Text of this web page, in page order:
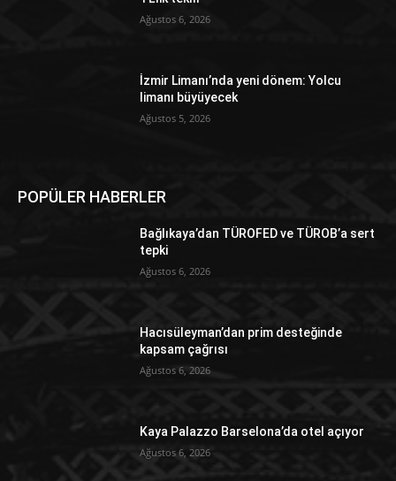
Ağustos 6, 2026
İzmir Limanı’nda yeni dönem: Yolcu
limanı büyüyecek
Ağustos 5, 2026
POPÜLER HABERLER
Bağlıkaya’dan TÜROFED ve TÜROB’a sert
tepki
Ağustos 6, 2026
Hacısüleyman’dan prim desteğinde
kapsam çağrısı
Ağustos 6, 2026
Kaya Palazzo Barselona’da otel açıyor
Ağustos 6, 2026